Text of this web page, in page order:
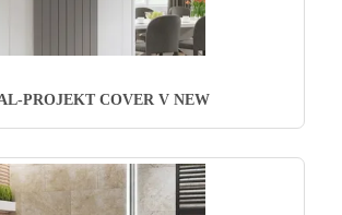
PROJEKT COVER V NEW